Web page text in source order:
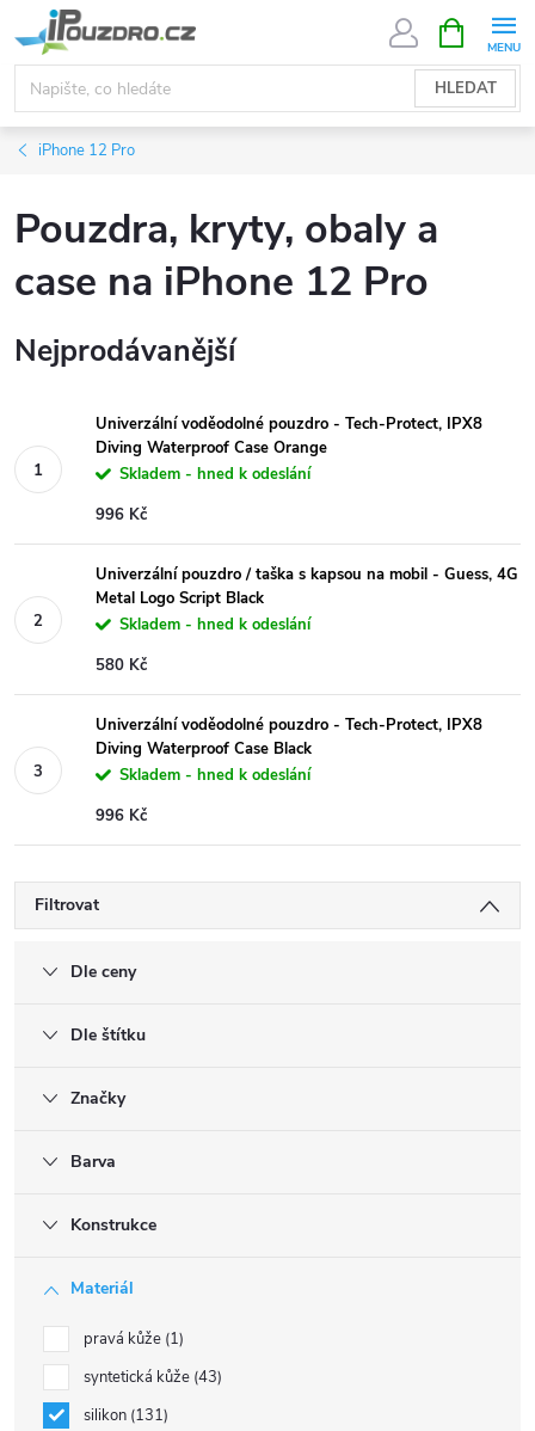
na
obsah
HLEDAT
NÁKUPNÍ
KOŠÍK
iPhone 12 Pro
Pouzdra, kryty, obaly a
case na iPhone 12 Pro
Nejprodávanější
Univerzální voděodolné pouzdro - Tech-Protect, IPX8
Diving Waterproof Case Orange
Skladem - hned k odeslání
996 Kč
Univerzální pouzdro / taška s kapsou na mobil - Guess, 4G
Metal Logo Script Black
Skladem - hned k odeslání
580 Kč
Univerzální voděodolné pouzdro - Tech-Protect, IPX8
Diving Waterproof Case Black
Skladem - hned k odeslání
996 Kč
Filtrovat
Dle ceny
Dle štítku
Značky
Barva
Konstrukce
Materiál
pravá kůže 1
syntetická kůže 43
silikon 131